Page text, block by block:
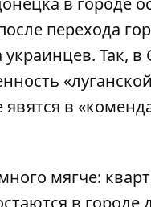
перехода
Так,
в
мягче:
в городе